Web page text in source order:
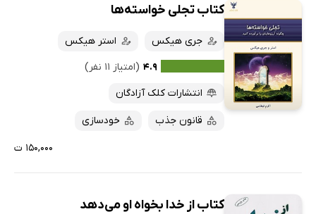
کتاب تجلی خواسته‌ها
جری هیکس
استر هیکس
۴.۹ (امتیاز ۱۱ نفر)
انتشارات کلک آزادگان
قانون جذب خودسازی
۱۵۰,۰۰۰ ت
کتاب از خدا بخواه او می‌دهد